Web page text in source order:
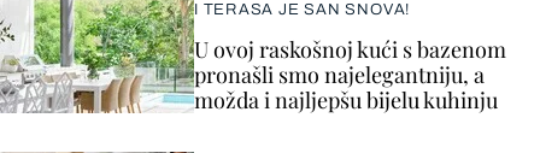
I TERASA JE SAN SNOVA!
U ovoj raskošnoj kući s bazenom
pronašli smo najelegantniju, a
možda i najljepšu bijelu kuhinju